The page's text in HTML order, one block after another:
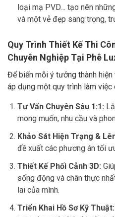
loại mạ PVD… tạo nên
và một vẻ đẹp sang trọng,
Quy Trình Thiết Kế Thi
Chuyên Nghiệp Tại Phê
Để biến mỗi ý tưởng thành
áp dụng một quy trình làm việc
Tư Vấn Chuyên Sâu 1:1:
mong muốn, nhu cầu và
Khảo Sát Hiện Trạng &
đề xuất các phương án tối
Thiết Kế Phối Cảnh 3D:
sống động và chân thực
lai của mình.
Triển Khai Hồ Sơ Kỹ Thuật: